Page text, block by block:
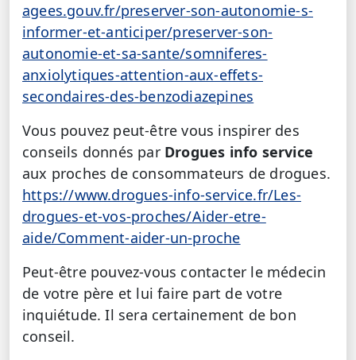
agees.gouv.fr/preserver-son-autonomie-s-
informer-et-anticiper/preserver-son-
autonomie-et-sa-sante/somniferes-
anxiolytiques-attention-aux-effets-
secondaires-des-benzodiazepines
Vous pouvez peut-être vous inspirer des
conseils donnés par Drogues info service
aux proches de consommateurs de drogues.
https://www.drogues-info-service.fr/Les-
drogues-et-vos-proches/Aider-etre-
aide/Comment-aider-un-proche
Peut-être pouvez-vous contacter le médecin
de votre père et lui faire part de votre
inquiétude. Il sera certainement de bon
conseil.